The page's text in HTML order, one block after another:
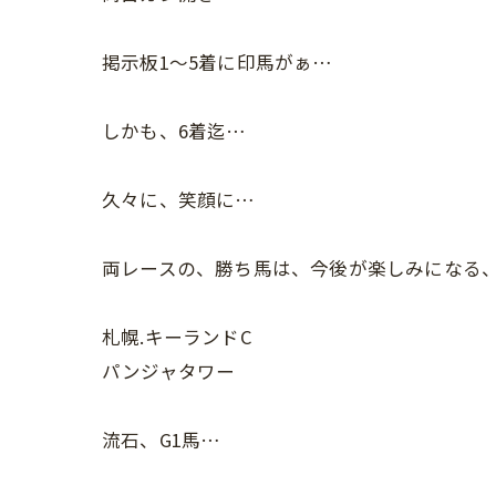
掲示板1〜5着に印馬がぁ…
しかも、6着迄…
久々に、笑顔に…
両レースの、勝ち馬は、今後が楽しみになる
札幌.キーランドC
パンジャタワー
流石、G1馬…